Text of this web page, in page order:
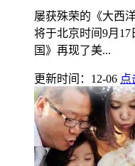
屡获殊荣的《大西
将于北京时间9月
国》再现了美...
更新时间：12-06 点